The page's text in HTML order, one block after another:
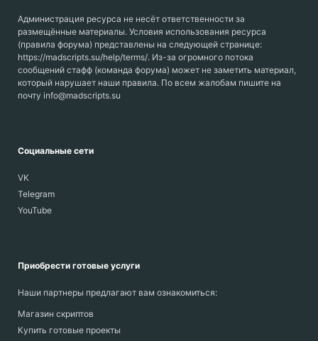
Администрация ресурса не несёт ответственности за
размещённые материалы. Условия использования ресурса
(правила форума) представлены на следующей странице:
https://madscripts.su/help/terms/. Из-за огромного потока
сообщений стафф (команда форума) может не заметить материал,
который нарушает наши правила. По всем жалобам пишите на
почту info@madscripts.su
Социальные сети
VK
Telegram
YouTube
Приобрести готовые услуги
Наши партнеры предлагают вам ознакомиться:
Магазин скриптов
Купить готовые проекты